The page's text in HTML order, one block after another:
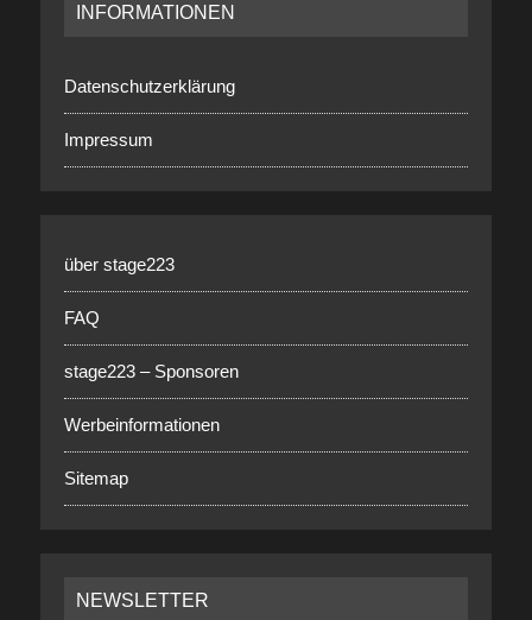
INFORMATIONEN
Datenschutzerklärung
Impressum
über stage223
FAQ
stage223 – Sponsoren
Werbeinformationen
Sitemap
NEWSLETTER